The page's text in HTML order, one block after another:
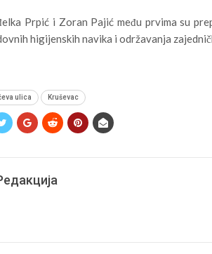
Prpić i Zoran Pajić među prvima su
higijenskih navika i održavanja
ulica Kruševac